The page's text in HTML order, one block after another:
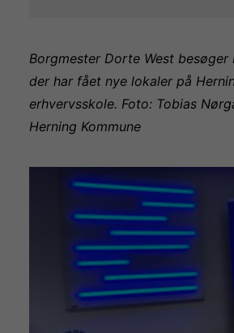
Borgmester Dorte West besøger
der har fået nye lokaler på
erhvervsskole. Foto: Tobias
Herning Kommune